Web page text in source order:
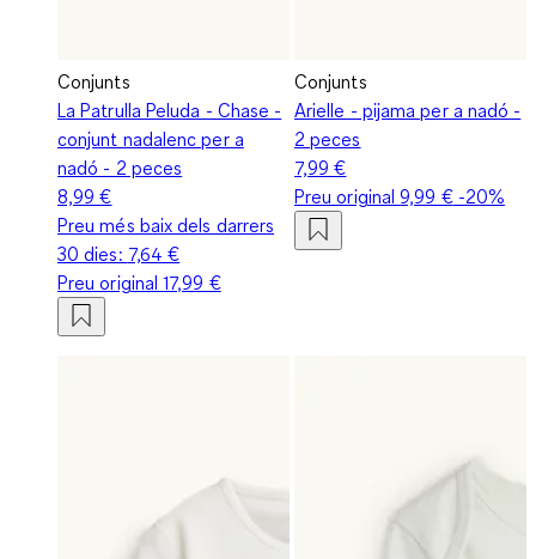
Conjunts
La Patrulla Peluda - Chase -
conjunt nadalenc per a
nadó - 2 peces
8,99 €
Preu més baix dels darrers
30 dies: 7,64 €
Preu original17,99 €
Conjunts
Arielle - pijama per a nadó -
2 peces
7,99 €
Preu original9,99 €-20%